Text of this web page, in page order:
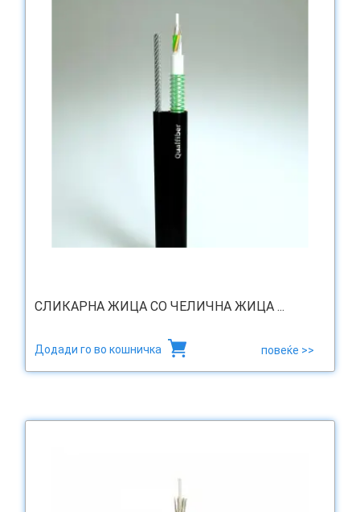
СЛИКАРНА ЖИЦА СО ЧЕЛИЧНА ЖИЦА ...
Додади го во кошничка повеќе >>